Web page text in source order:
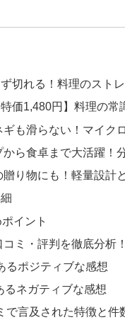
切れる！料理のスト
特価1,480円】料理の
も滑らない！マイク
から食卓まで大活躍！
贈り物にも！軽量設計
イント
ミ・評判を徹底分析！
るポジティブな感想
ネガティブな感想
で言及された特徴と件